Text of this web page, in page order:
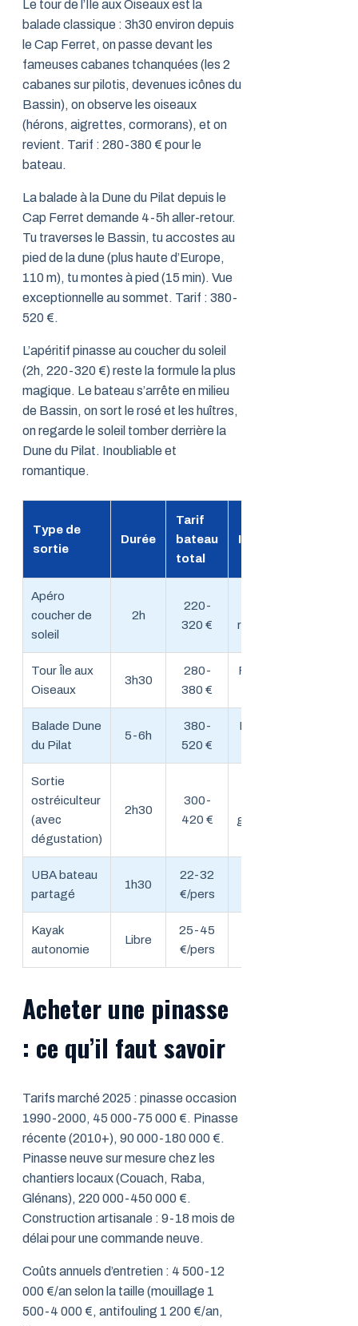
Le tour de l’Île aux Oiseaux est la
balade classique : 3h30 environ depuis
le Cap Ferret, on passe devant les
fameuses cabanes tchanquées (les 2
cabanes sur pilotis, devenues icônes du
Bassin), on observe les oiseaux
(hérons, aigrettes, cormorans), et on
revient. Tarif : 280-380 € pour le
bateau.
La balade à la Dune du Pilat depuis le
Cap Ferret demande 4-5h aller-retour.
Tu traverses le Bassin, tu accostes au
pied de la dune (plus haute d’Europe,
110 m), tu montes à pied (15 min). Vue
exceptionnelle au sommet. Tarif : 380-
520 €.
L’apéritif pinasse au coucher du soleil
(2h, 220-320 €) reste la formule la plus
magique. Le bateau s’arrête en milieu
de Bassin, on sort le rosé et les huîtres,
on regarde le soleil tomber derrière la
Dune du Pilat. Inoubliable et
romantique.
Type de
sortie
Durée
Tarif
bateau
total
Idéal pour
Apéro
coucher de
soleil
2h
220-
320 €
romantiques
Tour Île aux
Oiseaux
3h30
280-
380 €
Famille avec
Balade Dune
du Pilat
5-6h
380-
520 €
Découverte
Sortie
ostréiculteur
(avec
dégustation)
2h30
300-
420 €
gastronomie
UBA bateau
partagé
1h30
22-32
€/pers
Kayak
autonomie
Libre
25-45
€/pers
Acheter une pinasse
: ce qu’il faut savoir
Tarifs marché 2025 : pinasse occasion
1990-2000, 45 000-75 000 €. Pinasse
récente (2010+), 90 000-180 000 €.
Pinasse neuve sur mesure chez les
chantiers locaux (Couach, Raba,
Glénans), 220 000-450 000 €.
Construction artisanale : 9-18 mois de
délai pour une commande neuve.
Coûts annuels d’entretien : 4 500-12
000 €/an selon la taille (mouillage 1
500-4 000 €, antifouling 1 200 €/an,